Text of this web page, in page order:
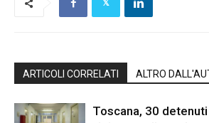
ARTICOLI CORRELATI ALTRO
Toscana, 30